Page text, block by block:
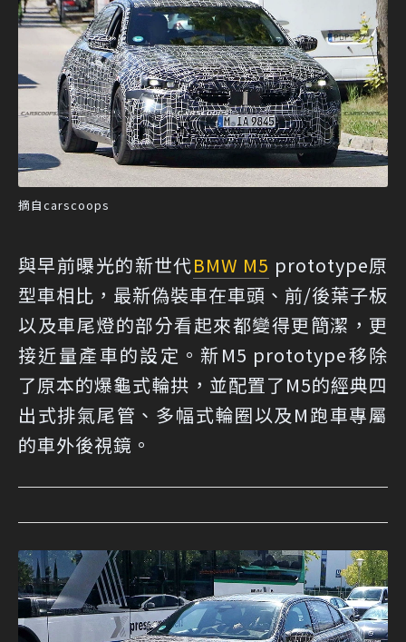
摘自carscoops
與早前曝光的新世代BMW M5 prototype原
型車相比，最新偽裝車在車頭、前/後葉子板
以及車尾燈的部分看起來都變得更簡潔，更
接近量產車的設定。新M5 prototype移除
了原本的爆龜式輪拱，並配置了M5的經典四
出式排氣尾管、多幅式輪圈以及M跑車專屬
的車外後視鏡。